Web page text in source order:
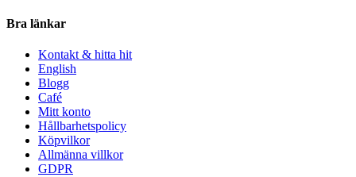
Bra länkar
Kontakt & hitta hit
English
Blogg
Café
Mitt konto
Hållbarhetspolicy
Köpvilkor
Allmänna villkor
GDPR